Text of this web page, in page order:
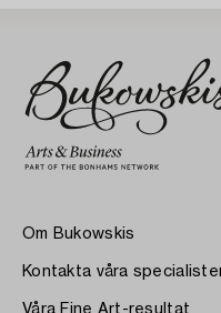
Om Bukowskis
Kontakta våra
Våra Fine Art-resultat